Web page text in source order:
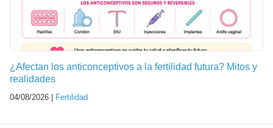
¿Afectan los anticonceptivos a la fertilidad futura? Mitos y
realidades
04/08/2026 | Fertilidad